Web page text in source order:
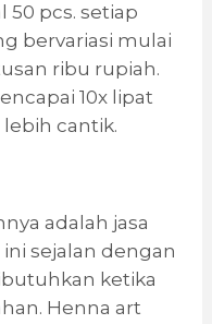
pcs. setiap
bervariasi mulai
ribu rupiah.
10x lipat
cantik.
adalah jasa
ini sejalan dengan
ketika
Henna art